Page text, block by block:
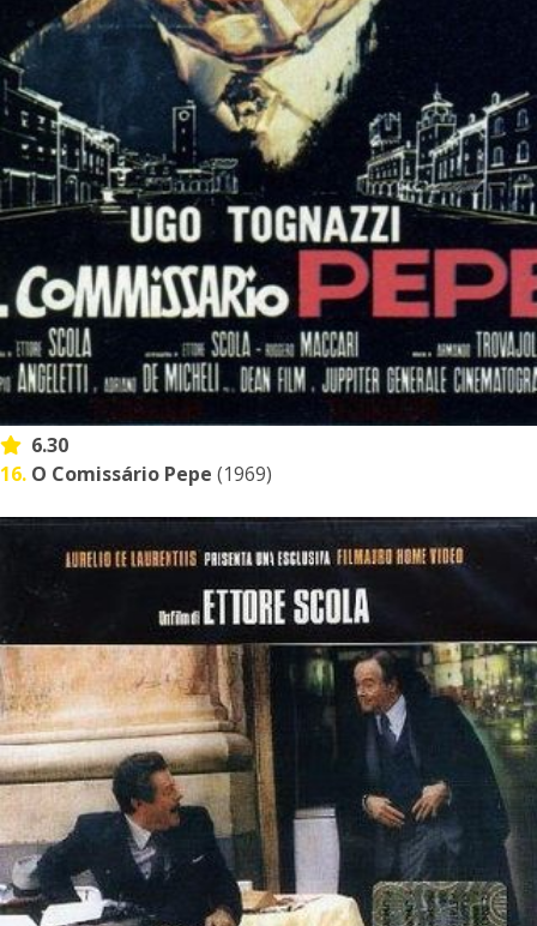
6.30
16. O Comissário Pepe (1969)